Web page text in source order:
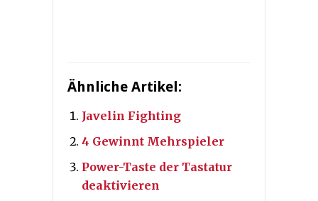
Ähnliche Artikel:
Javelin Fighting
4 Gewinnt Mehrspieler
Power-Taste der Tastatur
deaktivieren